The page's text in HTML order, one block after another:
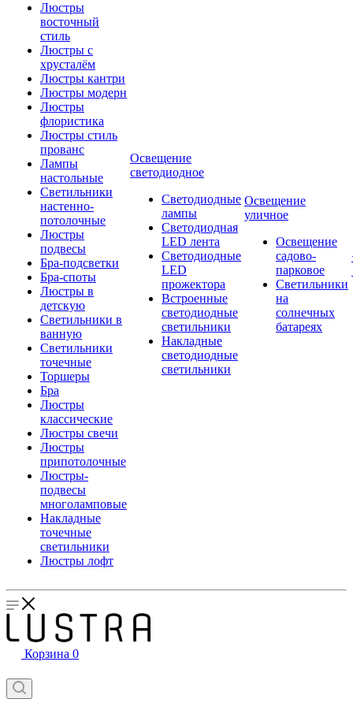
Люстры
восточный
стиль
Люстры с
хрусталём
Люстры кантри
Люстры модерн
Люстры
флористика
Люстры стиль
прованс
Лампы
настольные
Светильники
настенно-
потолочные
Люстры
подвесы
Бра-подсветки
Бра-споты
Люстры в
детскую
Светильники в
ванную
Светильники
точечные
Торшеры
Бра
Люстры
классические
Люстры свечи
Люстры
припотолочные
Люстры-
подвесы
многоламповые
Накладные
точечные
светильники
Люстры лофт
Освещение
светодиодное
Светодиодные
лампы
Светодиодная
LED лента
Светодиодные
LED
прожектора
Встроенные
светодиодные
светильники
Накладные
светодиодные
светильники
Освещение
уличное
Освещение
садово-
парковое
Светильники
на
солнечных
батареях
Корзина 0